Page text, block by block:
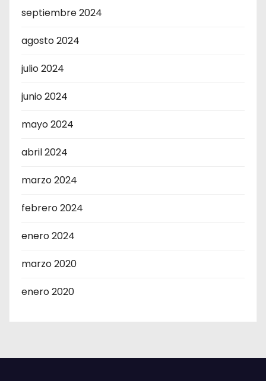
septiembre 2024
agosto 2024
julio 2024
junio 2024
mayo 2024
abril 2024
marzo 2024
febrero 2024
enero 2024
marzo 2020
enero 2020